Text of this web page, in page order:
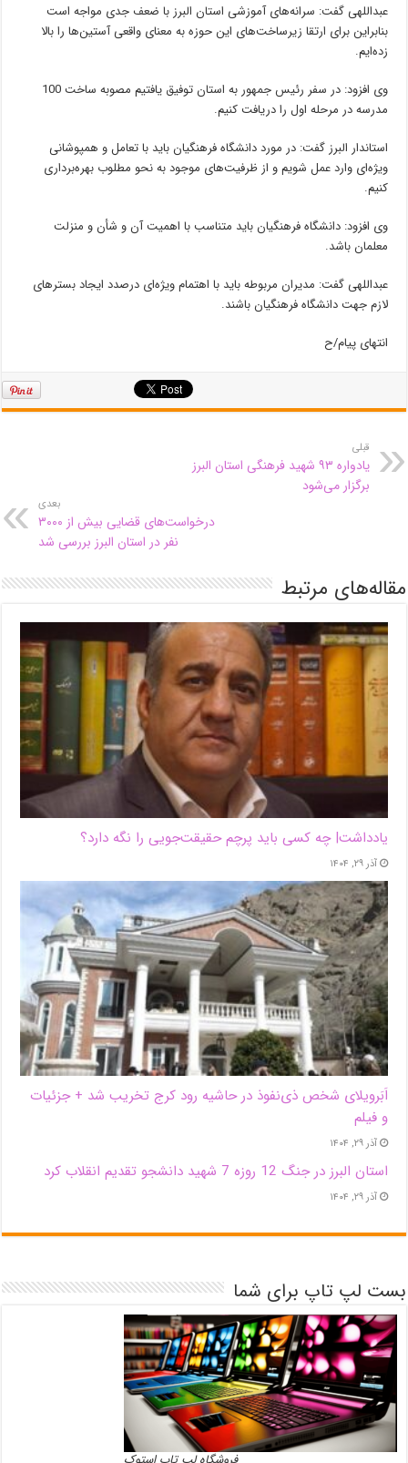
عبداللهی گفت: سرانه‌های آموزشی استان البرز با ضعف جدی مواجه است
بنابراین برای ارتقا زیرساخت‌های این حوزه به معنای واقعی آستین‌ها را بالا
زده‌ایم.
وی افزود: در سفر رئیس جمهور به استان توفیق یافتیم مصوبه ساخت 100
مدرسه در مرحله اول را دریافت کنیم.
استاندار البرز گفت: در مورد دانشگاه فرهنگیان باید با تعامل و همپوشانی
ویژه‌ای وارد عمل شویم و از ظرفیت‌های موجود به نحو مطلوب بهره‌برداری
کنیم.
وی افزود: دانشگاه فرهنگیان باید متناسب با اهمیت آن و شأن و منزلت
معلمان باشد.
عبداللهی گفت: مدیران مربوطه باید با اهتمام ویژه‌ای درصدد ایجاد بسترهای
لازم جهت دانشگاه فرهنگیان باشند.
انتهای پیام/ح
قبلی
یادواره ۹۳ شهید فرهنگی استان البرز
برگزار می‌شود
بعدی
درخواست‌های قضایی بیش از ۳۰۰۰
نفر در استان البرز بررسی شد
مقاله‌های مرتبط
یادداشت| ‌چه کسی باید پرچم حقیقت‌جویی را نگه دارد؟
آذر ۲۹, ۱۴۰۴
اَبَر‌ویلای شخص ذی‌نفوذ در حاشیه‌ رود کرج تخریب شد + جزئیات
و فیلم
آذر ۲۹, ۱۴۰۴
استان البرز در جنگ 12 روزه 7 شهید دانشجو تقدیم انقلاب کرد
آذر ۲۹, ۱۴۰۴
بست لپ تاپ برای شما